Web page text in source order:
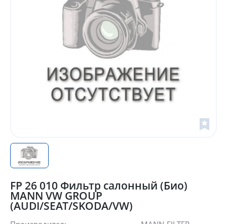
FP 26 010 Фильтр салонный (Био)
MANN VW GROUP
(AUDI/SEAT/SKODA/VW)